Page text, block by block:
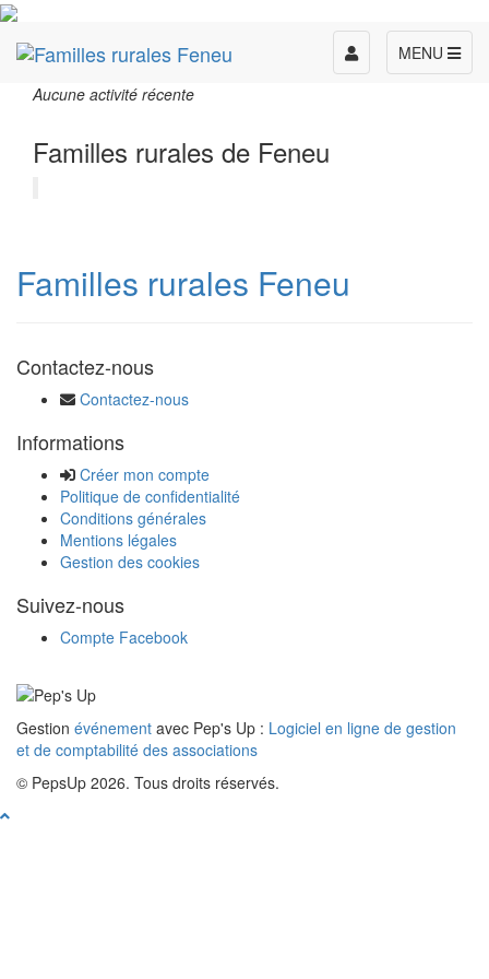
MENU
Toggle
navigation
Aucune activité récente
Familles rurales de Feneu
Familles rurales Feneu
Contactez-nous
Contactez-nous
Informations
Créer mon compte
Politique de confidentialité
Conditions générales
Mentions légales
Gestion des cookies
Suivez-nous
Compte Facebook
Gestion événement avec Pep's Up : Logiciel en ligne de gestion
et de comptabilité des associations
© PepsUp 2026. Tous droits réservés.